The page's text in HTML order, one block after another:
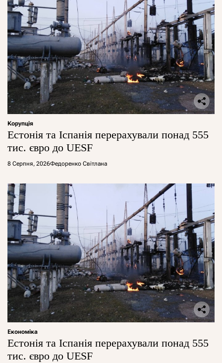
Корупція
Естонія та Іспанія перерахували понад 555
тис. євро до UESF
8 Серпня, 2026Федоренко Світлана
Економіка
Естонія та Іспанія перерахували понад 555
тис. євро до UESF